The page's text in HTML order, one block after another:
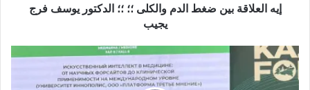
ن
ض
غ
إيه العلاقة بين ضغط الدم والكلى ؛؛ ؛؛ الدكتور يوسف فرج
يجيب
ا
ل
س